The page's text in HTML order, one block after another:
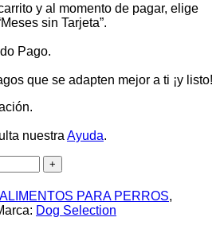
y al momento de pagar, elige
sin Tarjeta”.
Pago.
que se adapten mejor a ti ¡y listo!
nuestra Ayuda.
ALIMENTOS PARA PERROS,
Dog Selection